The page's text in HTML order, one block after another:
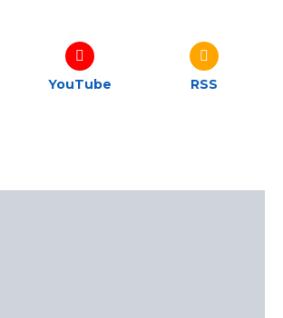
YouTube RSS